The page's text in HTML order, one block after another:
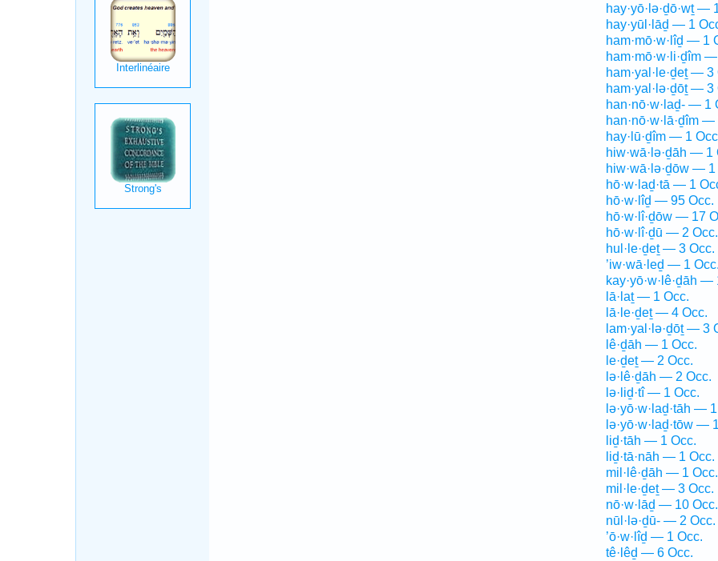
hay·yō·lə·ḏō·wṯ —
hay·yūl·lāḏ — 1
ham·mō·w·lîḏ — 1
ham·mō·w·li·ḏîm
ham·yal·le·ḏeṯ — 3
ham·yal·lə·ḏōṯ — 3
han·nō·w·laḏ- — 1
han·nō·w·lā·ḏîm
hay·lū·ḏîm — 1
hiw·wā·lə·ḏāh — 1
hiw·wā·lə·ḏōw — 1
hō·w·laḏ·tā — 1
hō·w·lîḏ — 95 Occ.
hō·w·lî·ḏōw — 17
hō·w·lî·ḏū — 2 Occ.
hul·le·ḏeṯ — 3 Occ.
’iw·wā·leḏ — 1 Occ.
kay·yō·w·lê·ḏāh —
lā·laṯ — 1 Occ.
lā·le·ḏeṯ — 4 Occ.
lam·yal·lə·ḏōṯ — 3
lê·ḏāh — 1 Occ.
le·ḏeṯ — 2 Occ.
lə·lê·ḏāh — 2 Occ.
lə·liḏ·tî — 1 Occ.
lə·yō·w·laḏ·tāh —
lə·yō·w·laḏ·tōw —
liḏ·tāh — 1 Occ.
liḏ·tā·nāh — 1 Occ.
mil·lê·ḏāh — 1 Occ.
mil·le·ḏeṯ — 3 Occ.
nō·w·lāḏ — 10 Occ.
nūl·lə·ḏū- — 2 Occ.
’ō·w·lîḏ — 1 Occ.
tê·lêḏ — 6 Occ.